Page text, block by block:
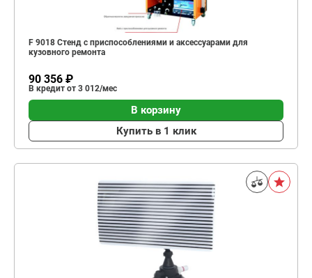
F 9018 Стенд с приспособлениями и аксессуарами для
кузовного ремонта
90 356 ₽
В кредит от 3 012/мес
В корзину
Купить в 1 клик